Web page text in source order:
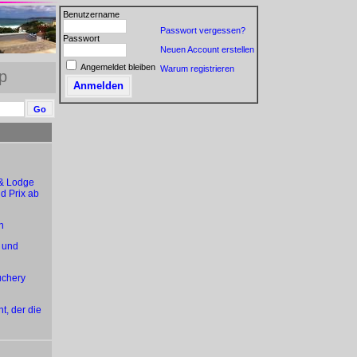
Benutzername
Passwort
Angemeldet bleiben
Passwort vergessen?
Neuen Account erstellen
Warum registrieren
Lodge
Prix ab
der die